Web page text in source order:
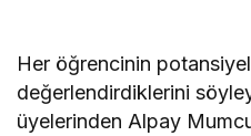
Her öğrencinin
değerlendirdiklerini
üyelerinden Alpay